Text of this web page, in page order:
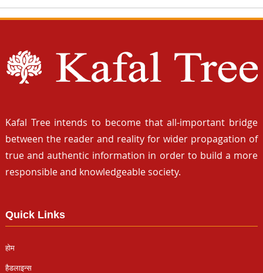
Kafal Tree intends to become that all-important bridge
between the reader and reality for wider propagation of
true and authentic information in order to build a more
responsible and knowledgeable society.
Quick Links
होम
हैडलाइन्स